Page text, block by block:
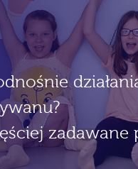
zadawane